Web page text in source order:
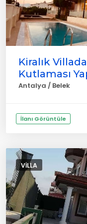
Kiralık
Kutlaması
Antalya / Belek
İlanı Görüntüle
VILLA